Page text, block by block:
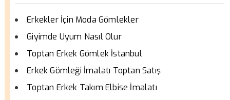
Erkekler İçin Moda Gömlekler
Giyimde Uyum Nasıl Olur
Toptan Erkek Gömlek İstanbul
Erkek Gömleği İmalatı Toptan Satış
Toptan Erkek Takım Elbise İmalatı